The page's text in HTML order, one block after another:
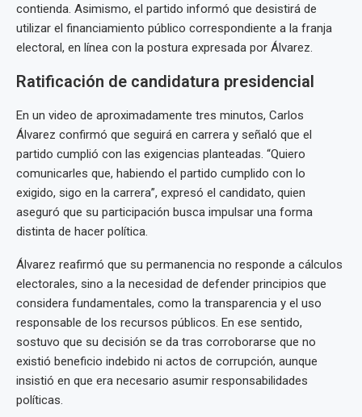
contienda. Asimismo, el partido informó que desistirá de
utilizar el financiamiento público correspondiente a la franja
electoral, en línea con la postura expresada por Álvarez.
Ratificación de candidatura presidencial
En un video de aproximadamente tres minutos, Carlos
Álvarez confirmó que seguirá en carrera y señaló que el
partido cumplió con las exigencias planteadas. “Quiero
comunicarles que, habiendo el partido cumplido con lo
exigido, sigo en la carrera”, expresó el candidato, quien
aseguró que su participación busca impulsar una forma
distinta de hacer política.
Álvarez reafirmó que su permanencia no responde a cálculos
electorales, sino a la necesidad de defender principios que
considera fundamentales, como la transparencia y el uso
responsable de los recursos públicos. En ese sentido,
sostuvo que su decisión se da tras corroborarse que no
existió beneficio indebido ni actos de corrupción, aunque
insistió en que era necesario asumir responsabilidades
políticas.